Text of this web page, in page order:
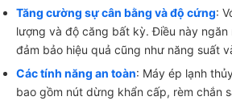
Tăng cường sự cân bằng và độ cứng:
lượng và độ căng bất kỳ. Điều này
đảm bảo hiệu quả cũng như năng suất
Các tính năng an toàn: Máy ép lạnh
bao gồm nút dừng khẩn cấp, rèm chắn